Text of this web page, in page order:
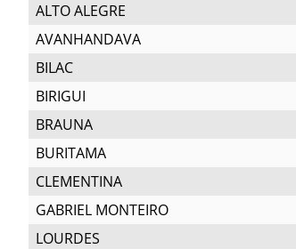
ALTO ALEGRE
AVANHANDAVA
BILAC
BIRIGUI
BRAUNA
BURITAMA
CLEMENTINA
GABRIEL MONTEIRO
LOURDES